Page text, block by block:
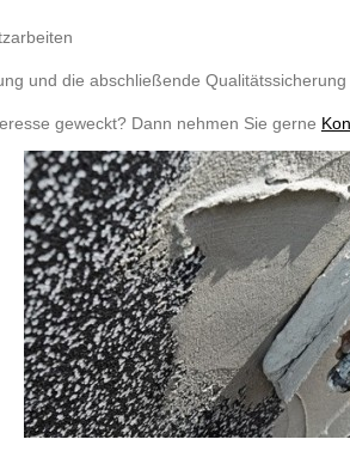
und die abschließende
geweckt? Dann nehmen Sie gerne